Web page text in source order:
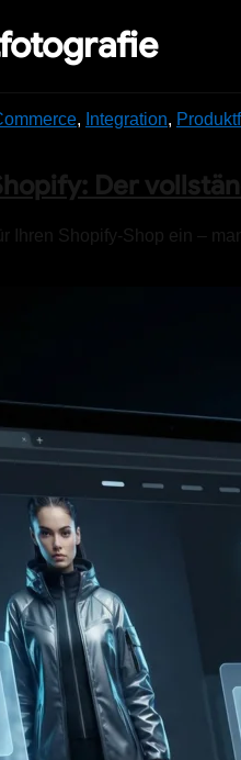
, Integration,
Der
Ihren Shopify-Shop ein –